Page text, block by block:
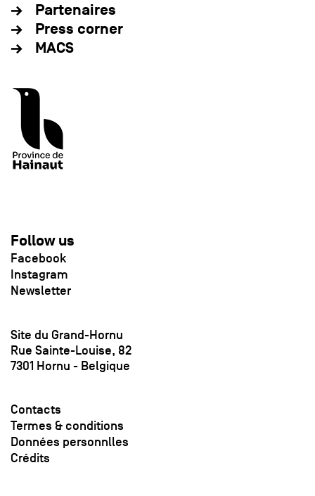
Partenaires
Press corner
MACS
Follow us
Facebook
Instagram
Newsletter
Site du Grand-Hornu
Rue Sainte-Louise, 82
7301 Hornu - Belgique
Contacts
Termes & conditions
Données personnlles
Crédits